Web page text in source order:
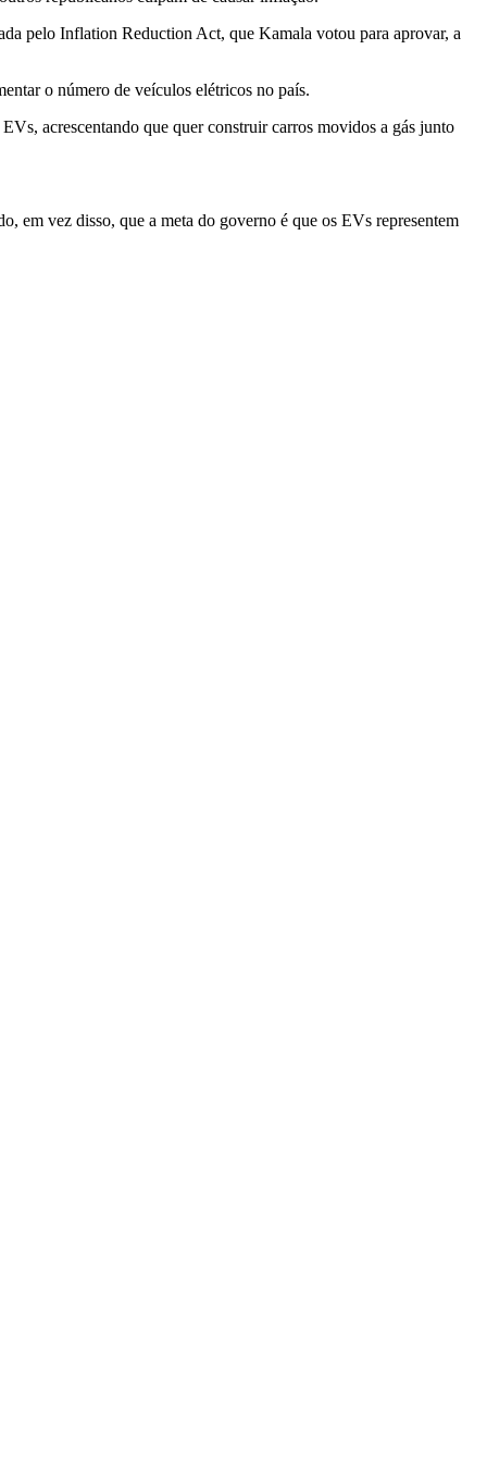
pelo Inflation Reduction Act, que Kamala votou para aprovar, a
o número de veículos elétricos no país.
acrescentando que quer construir carros movidos a gás junto
em vez disso, que a meta do governo é que os EVs representem